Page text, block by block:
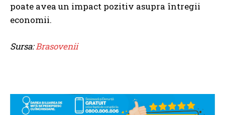
poate avea un impact pozitiv asupra întregii
economii.
Sursa:Brasovenii